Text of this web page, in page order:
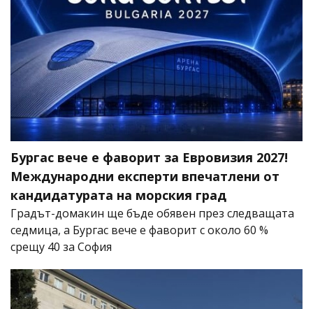
Бургас вече е фаворит за Евровизия 2027!
Международни експерти впечатлени от
кандидатурата на морския град
Градът-домакин ще бъде обявен през следващата
седмица, а Бургас вече е фаворит с около 60 %
срещу 40 за София